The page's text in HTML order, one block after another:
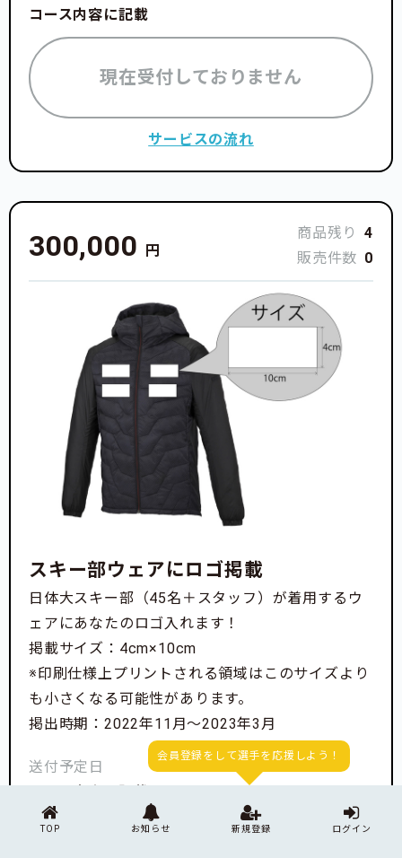
コース内容に記載
現在受付しておりません
サービスの流れ
300,000 円
商品残り
4
販売件数 0
スキー部ウェアにロゴ掲載
日体大スキー部（45名＋スタッフ）が着用するウ
ェアにあなたのロゴ入れます！
掲載サイズ：4cm×10cm
※印刷仕様上プリントされる領域はこのサイズより
も小さくなる可能性があります。
掲出時期：2022年11月〜2023年3月
送付予定日
TOP お知らせ
会員登録をして選手を応援しよう！
新規登録 ログイン